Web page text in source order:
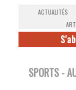
ACTUALITÉS
SPORTS -